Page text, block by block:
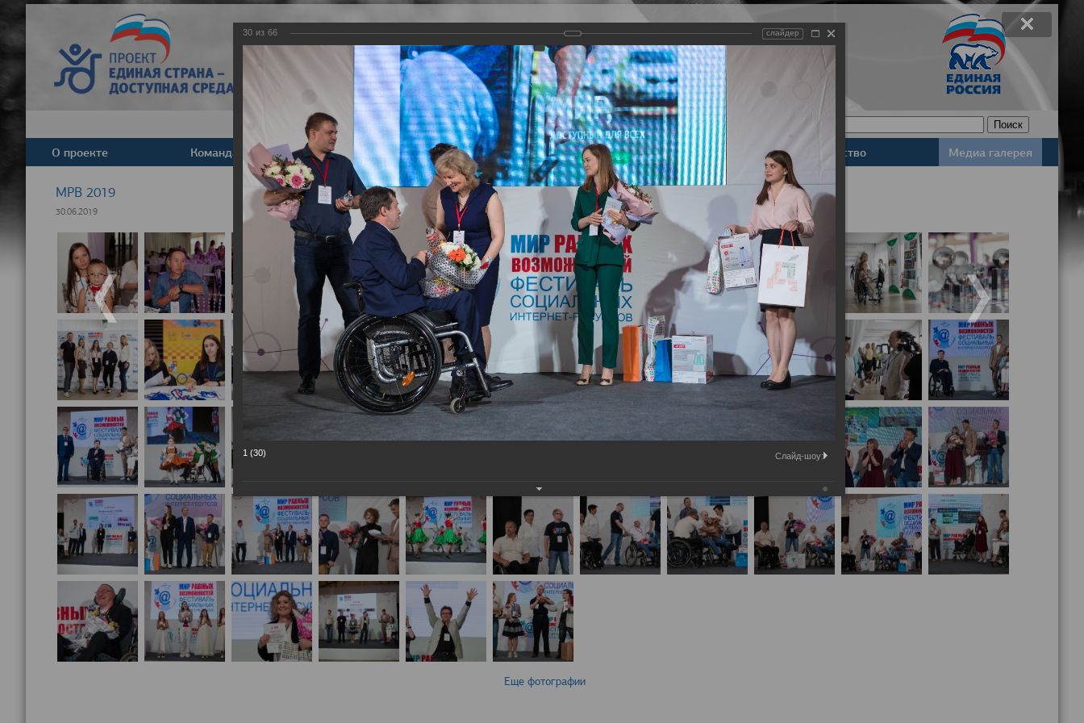
Задать вопрос
Версия для слабовидящих
О проекте Команда Новости Деятельность Базы данных Законодательство Медиа галерея
МРВ 2019
30.06.2019
Еще фотографии
30 из 66 слайдер
1 (30) Слайд-шоу: